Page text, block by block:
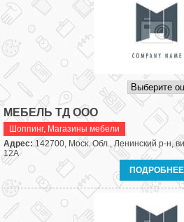
МЕБЕЛЬ ТД ООО
Шоппинг, Магазины мебели
Адрес:142700, Моск. Обл., Ленинский р-н,
12А
ПОДРОБНЕЕ